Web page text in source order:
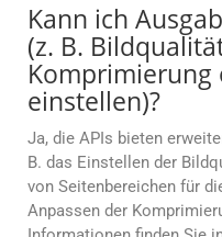
Kann ich
(z. B.
Komprimierung
einstellen)?
Ja, die APIs bieten
B. das Einstellen der
von Seitenbereichen für
Anpassen der